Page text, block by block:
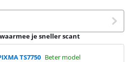
je sneller scant
TS7750 Beter model